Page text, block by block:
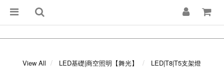
View All LED基礎|商空照明【舞光】 LED|T8|T5支架燈